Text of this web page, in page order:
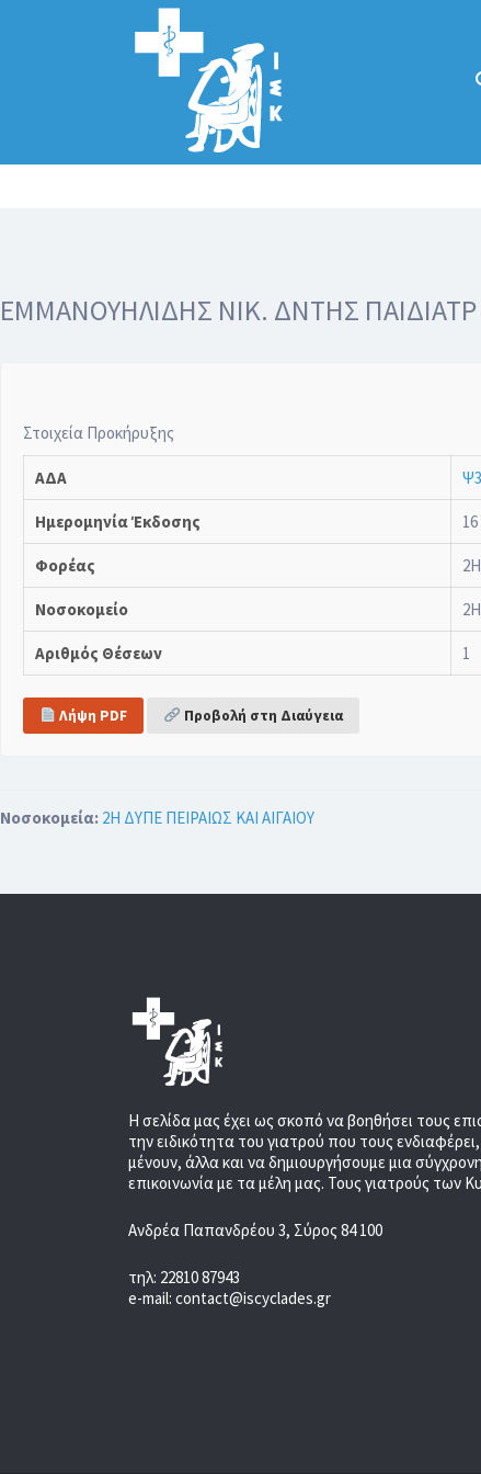
Αναζήτηση
για:
ΕΜΜΑΝΟΥΗΛΙΔΗΣ ΝΙΚ. ΔΝΤΗΣ
Στοιχεία Προκήρυξης
ΑΔΑ
Ημερομηνία Έκδοσης
Φορέας
Νοσοκομείο
Αριθμός Θέσεων 1
Λήψη PDF Προβολή στη Διαύγεια
Νοσοκομεία: 2Η ΔΥΠΕ ΠΕΙΡΑΙΩΣ ΚΑΙ ΑΙΓΑΙΟΥ
Η σελίδα μας έχει ως σκοπό να βοηθήσει τους
την ειδικότητα του γιατρού που τους
μένουν, άλλα και να δημιουργήσουμε μια
επικοινωνία με τα μέλη μας. Τους γιατρούς των
Ανδρέα Παπανδρέου 3, Σύρος 84 100
τηλ: 22810 87943
e-mail: contact@iscyclades.gr